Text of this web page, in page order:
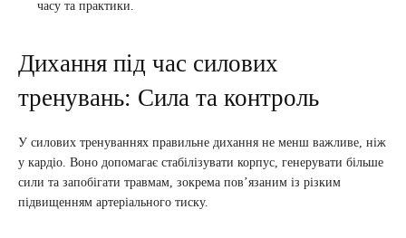
часу та практики.
Дихання під час силових
тренувань: Сила та контроль
У силових тренуваннях правильне дихання не менш важливе, ніж
у кардіо. Воно допомагає стабілізувати корпус, генерувати більше
сили та запобігати травмам, зокрема пов’язаним із різким
підвищенням артеріального тиску.